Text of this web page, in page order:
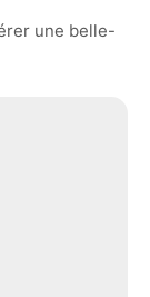
une belle-